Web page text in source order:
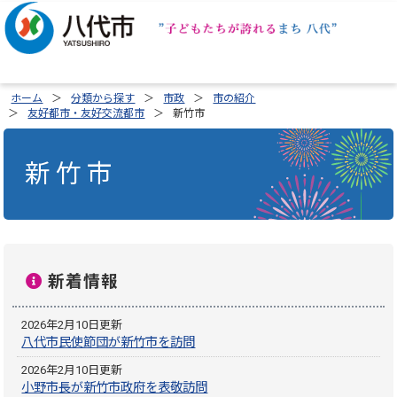
ホーム 分類から探す 市政
市の紹介
友好都市・友好交流都市
新竹市
新竹市
新着情報
2026年2月10日更新
八代市民使節団が新竹市を訪問
2026年2月10日更新
小野市長が新竹市政府を表敬訪問